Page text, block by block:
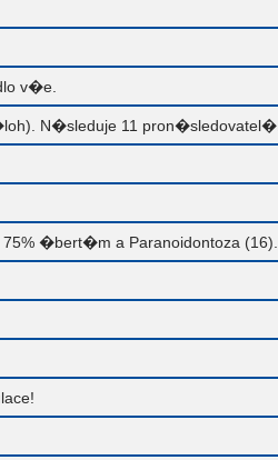
v�e.
N�sleduje 11 pron�sledovatel�.
�bert�m a Paranoidontoza (16).